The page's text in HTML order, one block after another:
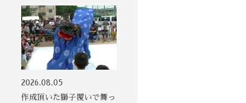
その他の印染商
品
2026.08.05
作成頂いた獅子覆いで舞っ